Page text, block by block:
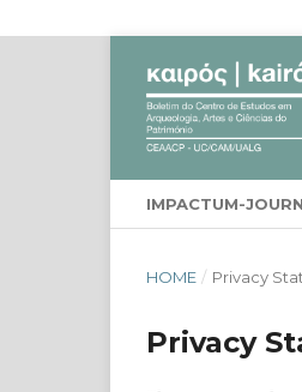
IMPACTUM-
HOME / Privacy
Privacy